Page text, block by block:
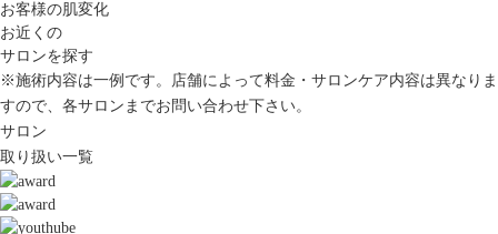
お客様の肌変化
お近くの
サロンを探す
※施術内容は一例です。店舗によって料金・サロンケア内容は異なりま
すので、各サロンまでお問い合わせ下さい。
サロン
取り扱い一覧